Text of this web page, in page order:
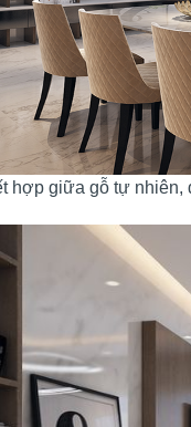
hợp giữa gỗ tự nhiên,